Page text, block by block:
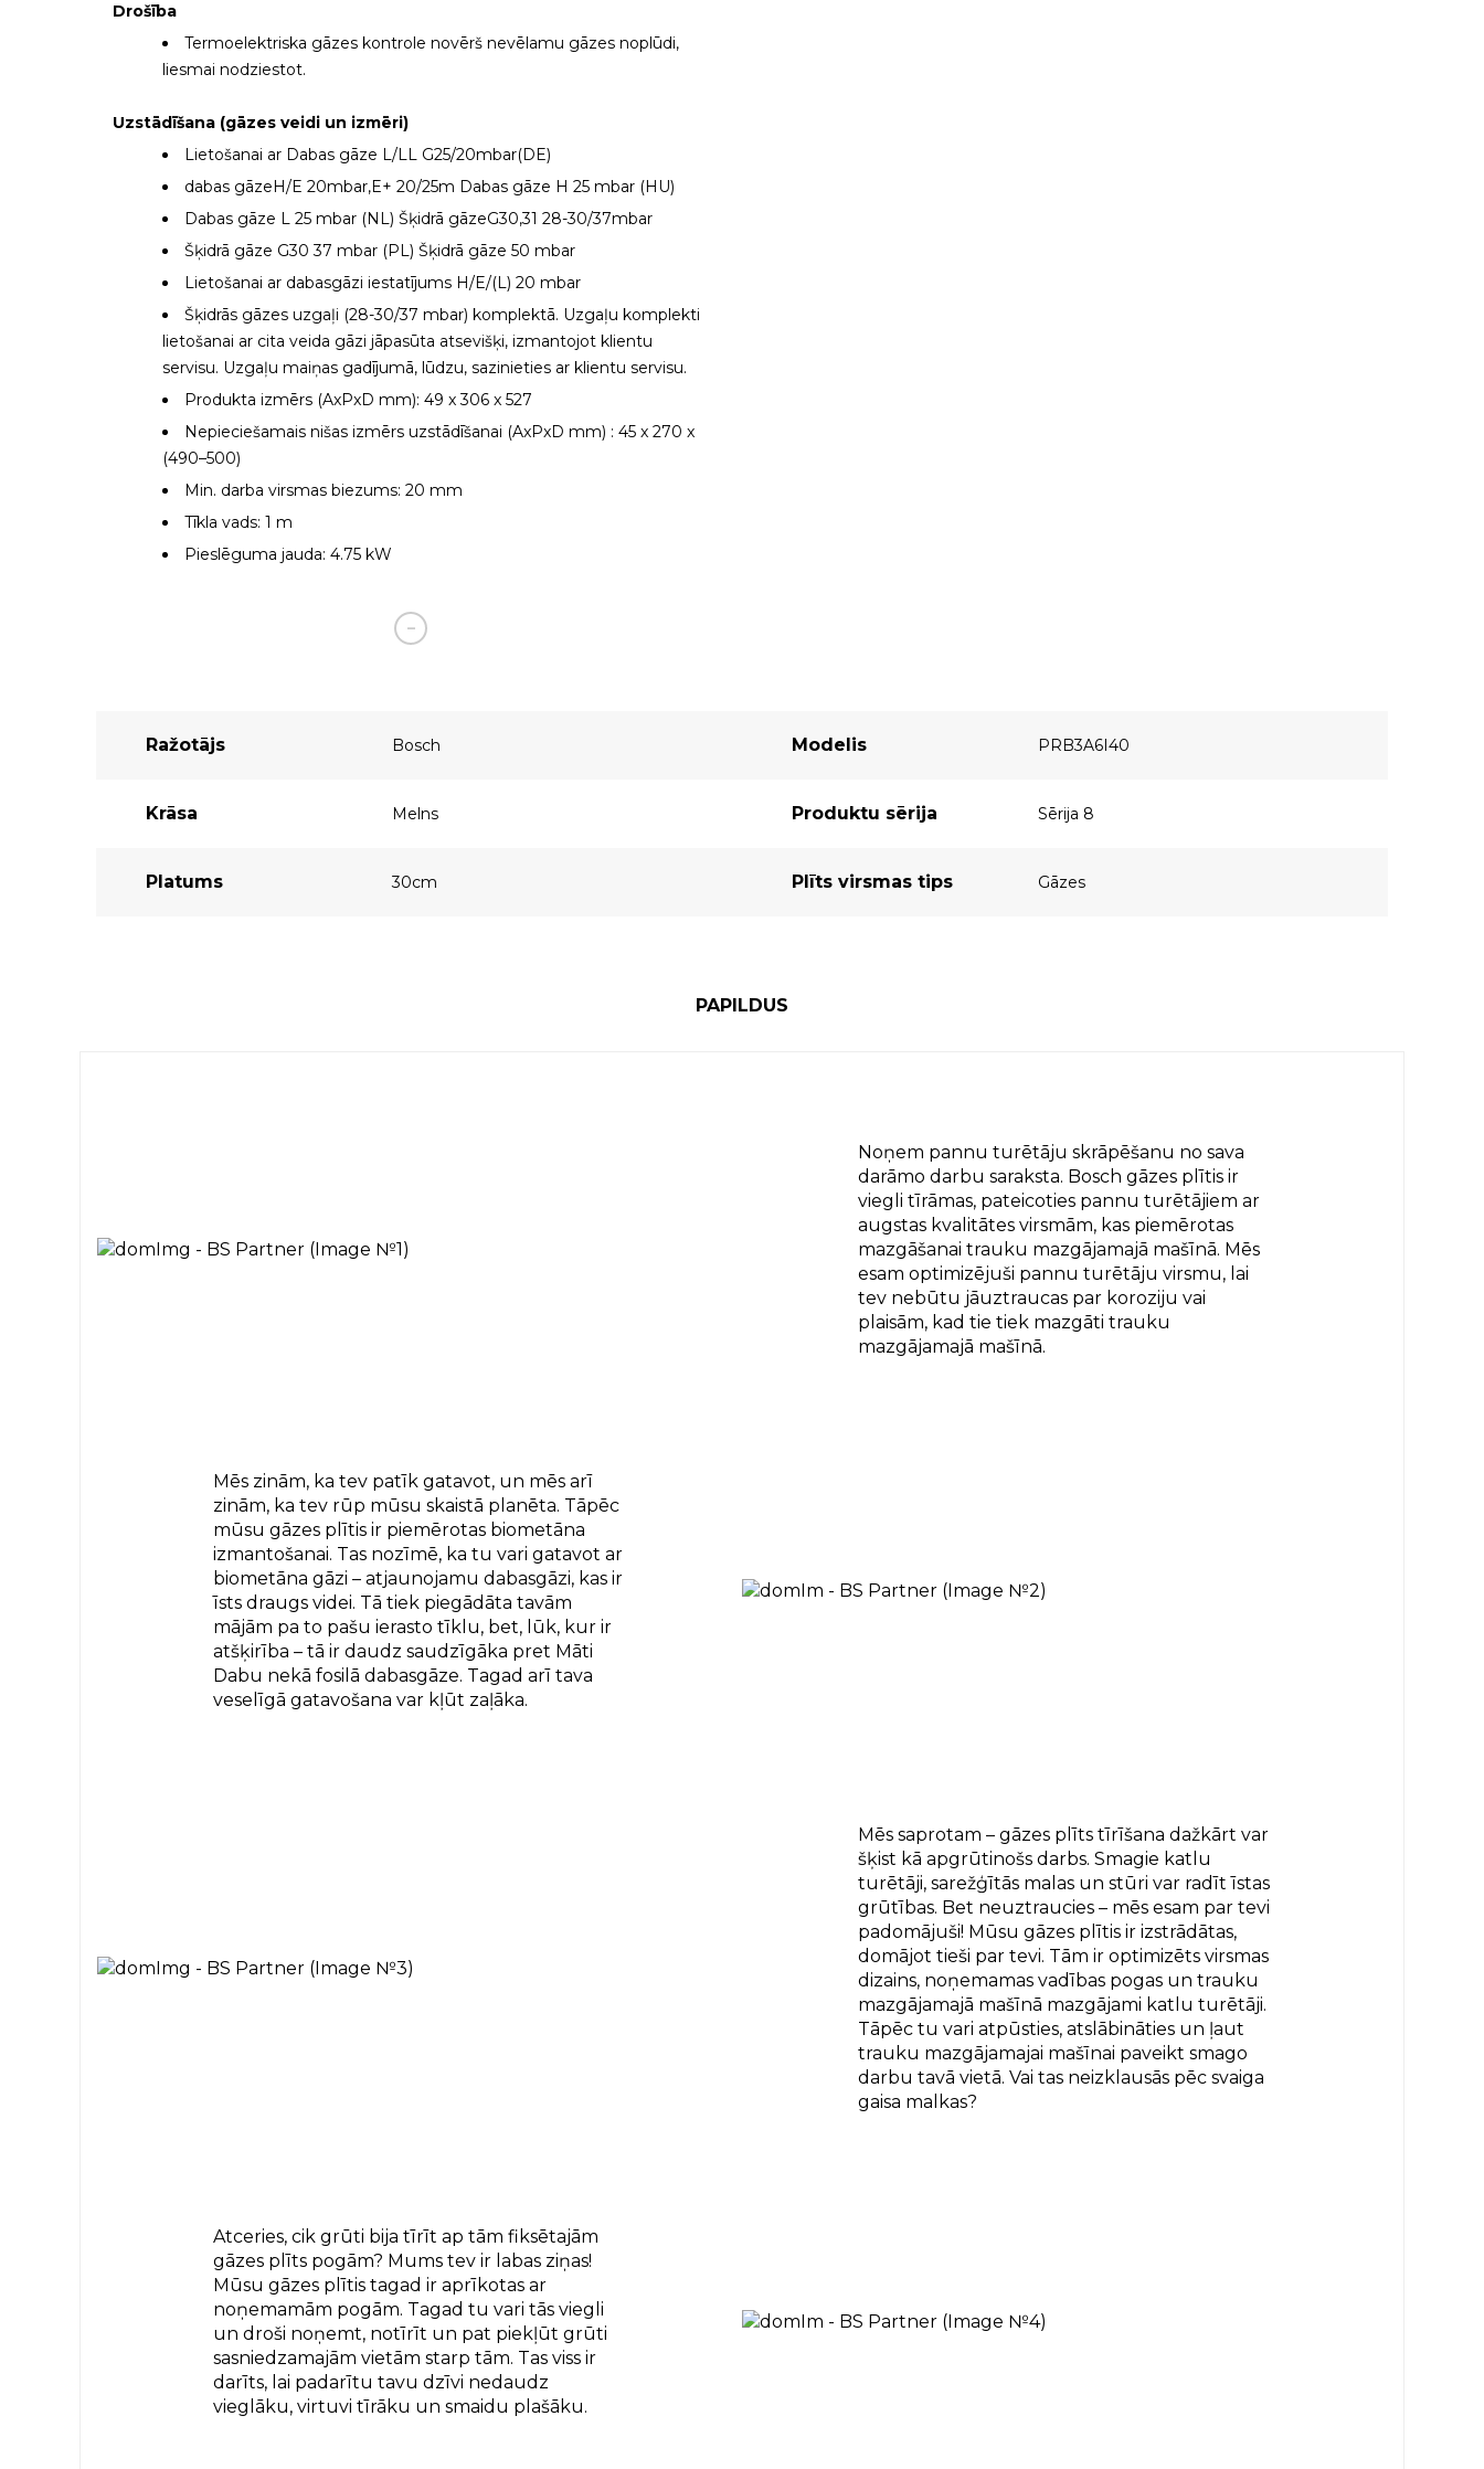
Drošība
Termoelektriska gāzes kontrole novērš nevēlamu gāzes noplūdi,
liesmai nodziestot.
Uzstādīšana (gāzes veidi un izmēri)
Lietošanai ar Dabas gāze L/LL G25/20mbar(DE)
dabas gāzeH/E 20mbar,E+ 20/25m Dabas gāze H 25 mbar (HU)
Dabas gāze L 25 mbar (NL) Šķidrā gāzeG30,31 28-30/37mbar
Šķidrā gāze G30 37 mbar (PL) Šķidrā gāze 50 mbar
Lietošanai ar dabasgāzi iestatījums H/E/(L) 20 mbar
Šķidrās gāzes uzgaļi (28-30/37 mbar) komplektā. Uzgaļu komplekti
lietošanai ar cita veida gāzi jāpasūta atsevišķi, izmantojot klientu
servisu. Uzgaļu maiņas gadījumā, lūdzu, sazinieties ar klientu servisu.
Produkta izmērs (AxPxD mm): 49 x 306 x 527
Nepieciešamais nišas izmērs uzstādīšanai (AxPxD mm) : 45 x 270 x
(490–500)
Min. darba virsmas biezums: 20 mm
Tīkla vads: 1 m
Pieslēguma jauda: 4.75 kW
Ražotājs Bosch Modelis PRB3A6I40
Krāsa Melns Produktu sērija Sērija 8
Platums 30cm Plīts virsmas tips Gāzes
PAPILDUS
Noņem pannu turētāju skrāpēšanu no sava
darāmo darbu saraksta. Bosch gāzes plītis ir
viegli tīrāmas, pateicoties pannu turētājiem ar
augstas kvalitātes virsmām, kas piemērotas
mazgāšanai trauku mazgājamajā mašīnā. Mēs
esam optimizējuši pannu turētāju virsmu, lai
tev nebūtu jāuztraucas par koroziju vai
plaisām, kad tie tiek mazgāti trauku
mazgājamajā mašīnā.
Mēs zinām, ka tev patīk gatavot, un mēs arī
zinām, ka tev rūp mūsu skaistā planēta. Tāpēc
mūsu gāzes plītis ir piemērotas biometāna
izmantošanai. Tas nozīmē, ka tu vari gatavot ar
biometāna gāzi – atjaunojamu dabasgāzi, kas ir
īsts draugs videi. Tā tiek piegādāta tavām
mājām pa to pašu ierasto tīklu, bet, lūk, kur ir
atšķirība – tā ir daudz saudzīgāka pret Māti
Dabu nekā fosilā dabasgāze. Tagad arī tava
veselīgā gatavošana var kļūt zaļāka.
Mēs saprotam – gāzes plīts tīrīšana dažkārt var
šķist kā apgrūtinošs darbs. Smagie katlu
turētāji, sarežģītās malas un stūri var radīt īstas
grūtības. Bet neuztraucies – mēs esam par tevi
padomājuši! Mūsu gāzes plītis ir izstrādātas,
domājot tieši par tevi. Tām ir optimizēts virsmas
dizains, noņemamas vadības pogas un trauku
mazgājamajā mašīnā mazgājami katlu turētāji.
Tāpēc tu vari atpūsties, atslābināties un ļaut
trauku mazgājamajai mašīnai paveikt smago
darbu tavā vietā. Vai tas neizklausās pēc svaiga
gaisa malkas?
Atceries, cik grūti bija tīrīt ap tām fiksētajām
gāzes plīts pogām? Mums tev ir labas ziņas!
Mūsu gāzes plītis tagad ir aprīkotas ar
noņemamām pogām. Tagad tu vari tās viegli
un droši noņemt, notīrīt un pat piekļūt grūti
sasniedzamajām vietām starp tām. Tas viss ir
darīts, lai padarītu tavu dzīvi nedaudz
vieglāku, virtuvi tīrāku un smaidu plašāku.